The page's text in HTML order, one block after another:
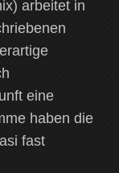
arbeitet in
eine
haben die
fast